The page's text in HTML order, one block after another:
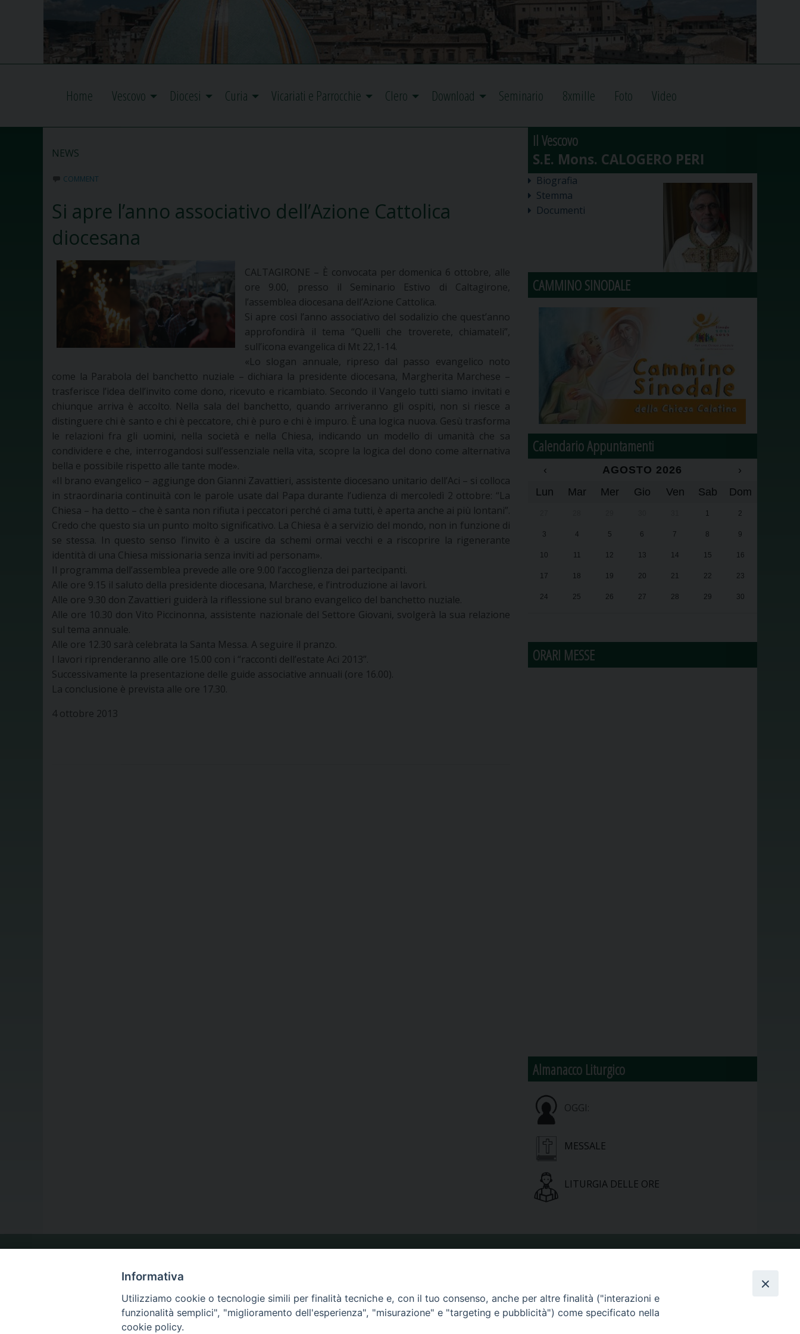
Home Vescovo Diocesi Curia Vicariati e Parrocchie Clero Download Seminario 8xmille Foto Video
NEWS
COMMENT
Si apre l’anno associativo dell’Azione Cattolica
diocesana
CALTAGIRONE – È convocata per domenica 6 ottobre, alle
ore 9.00, presso il Seminario Estivo di Caltagirone,
l’assemblea diocesana dell’Azione Cattolica.
Si apre così l’anno associativo del sodalizio che quest’anno
approfondirà il tema “Quelli che troverete, chiamateli”,
sull’icona evangelica di Mt 22,1-14.
«Lo slogan annuale, ripreso dal passo evangelico noto
come la Parabola del banchetto nuziale – dichiara la presidente diocesana, Margherita Marchese –
trasferisce l’idea dell’invito come dono, ricevuto e ricambiato. Secondo il Vangelo tutti siamo invitati e
chiunque arriva è accolto. Nella sala del banchetto, quando arriveranno gli ospiti, non si riesce a
distinguere chi è santo e chi è peccatore, chi è puro e chi è impuro. È una logica nuova. Gesù trasforma
le relazioni fra gli uomini, nella società e nella Chiesa, indicando un modello di umanità che sa
condividere e che, interrogandosi sull’essenziale nella vita, scopre la logica del dono come alternativa
bella e possibile rispetto alle tante mode».
«Il brano evangelico – aggiunge don Gianni Zavattieri, assistente diocesano unitario dell’Aci – si colloca
in straordinaria continuità con le parole usate dal Papa durante l’udienza di mercoledì 2 ottobre: “La
Chiesa – ha detto – che è santa non rifiuta i peccatori perché ci ama tutti, è aperta anche ai più lontani”.
Credo che questo sia un punto molto significativo. La Chiesa è a servizio del mondo, non in funzione di
se stessa. In questo senso l’invito è a uscire da schemi ormai vecchi e a riscoprire la rigenerante
identità di una Chiesa missionaria senza inviti ad personam».
Il programma dell’assemblea prevede alle ore 9.00 l’accoglienza dei partecipanti.
Alle ore 9.15 il saluto della presidente diocesana, Marchese, e l’introduzione ai lavori.
Alle ore 9.30 don Zavattieri guiderà la riflessione sul brano evangelico del banchetto nuziale.
Alle ore 10.30 don Vito Piccinonna, assistente nazionale del Settore Giovani, svolgerà la sua relazione
sul tema annuale.
Alle ore 12.30 sarà celebrata la Santa Messa. A seguire il pranzo.
I lavori riprenderanno alle ore 15.00 con i “racconti dell’estate Aci 2013”.
Successivamente la presentazione delle guide associative annuali (ore 16.00).
La conclusione è prevista alle ore 17.30.
4 ottobre 2013
Il Vescovo
Biografia
Stemma
Documenti
CAMMINO SINODALE
Calendario Appuntamenti
‹ AGOSTO 2026
›
Lun
Mar Mer Gio Ven Sab Dom
1 2
3 4 5 6 7 8 9
10 11 12 13 14 15 16
17 18 19 20 21 22 23
24 25 26 27 28 29 30
ORARI MESSE
Almanacco Liturgico
OGGI:
MESSALE
LITURGIA DELLE ORE
LA NOSTRA DIOCESI
IL VESCOVO
CALENDARIO PASTORALE
PHOTOGALLERY
Informativa
Utilizziamo cookie o tecnologie simili per finalità tecniche e, con il tuo consenso, anche per altre finalità ("interazioni e
funzionalità semplici", "miglioramento dell'esperienza", "misurazione" e "targeting e pubblicità") come specificato nella
cookie policy.